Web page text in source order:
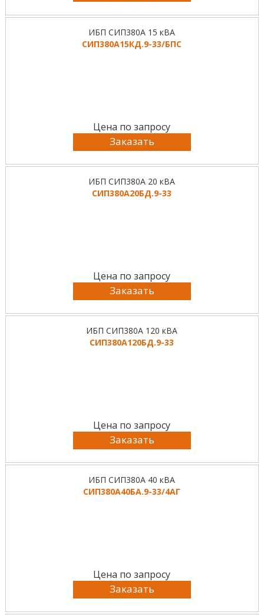
ИБП СИП380А 15 кВА
СИП380А15КД.9-33/БПС
Цена по запросу
Заказать
ИБП СИП380А 20 кВА
СИП380А20БД.9-33
Цена по запросу
Заказать
ИБП СИП380А 120 кВА
СИП380А120БД.9-33
Цена по запросу
Заказать
ИБП СИП380А 40 кВА
СИП380А40БА.9-33/4АГ
Цена по запросу
Заказать